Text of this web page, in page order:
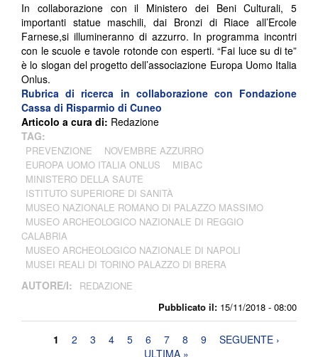
Pubblicato il: 15/11/2018 - 08:00
In collaborazione con il Ministero dei Beni Culturali, 5
importanti statue maschili, dai Bronzi di Riace all’Ercole
Farnese,si illumineranno di azzurro. In programma incontri
con le scuole e tavole rotonde con esperti. “Fai luce su di te”
è lo slogan del progetto dell’associazione Europa Uomo Italia
Onlus.
Rubrica di ricerca in collaborazione con Fondazione
Cassa di Risparmio di Cuneo
Articolo a cura di: Redazione
TAG:
PREVENZIONE
NOVEMBRE AZZURRO
EUROPA UOMO ITALIA ONLUS
MIBAC
MINISTERO DELLA SAUTE
ISTITUTO SUPERIORE DI SANITÀ
MUSEO NAZIONALE ROMANO DI PALAZZO MASSIMO
MUSEO ARCHEOLOGICO NAZIONALE DI REGGIO
CALABRIA
MUSEO ARCHEOLOGICO NAZIONALE DI NAPOLI
MUSEI REALI DI TORINO PALAZZO DI BRERA
AUTORE/I: REDAZIONE
Pagine
1 2 3 4 5 6 7 8 9
SEGUENTE ›
ULTIMA »